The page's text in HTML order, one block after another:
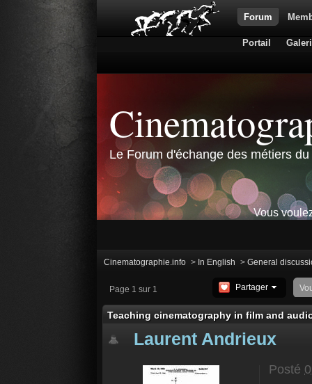
Forum
Portail
Le Forum d'échange des métiers
Vous
Cinematographie.info > In English > General
Page 1 sur 1 Partager
Teaching cinematography in film and
Laurent Andrieux
Posté